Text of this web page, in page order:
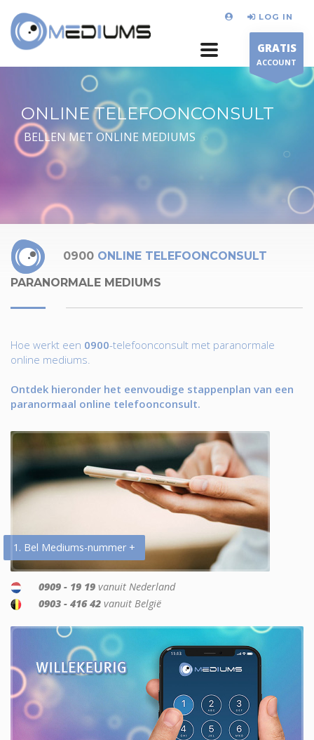
LOG IN
GRATIS
ACCOUNT
ONLINE TELEFOONCONSULT
BELLEN MET ONLINE MEDIUMS
0900 ONLINE TELEFOONCONSULT
PARANORMALE MEDIUMS
Hoe werkt een 0900-telefoonconsult met paranormale
online mediums.
Ontdek hieronder het eenvoudige stappenplan van een
paranormaal online telefoonconsult.
1. Bel Mediums-nummer +
0909 - 19 19 vanuit Nederland
0903 - 416 42 vanuit België